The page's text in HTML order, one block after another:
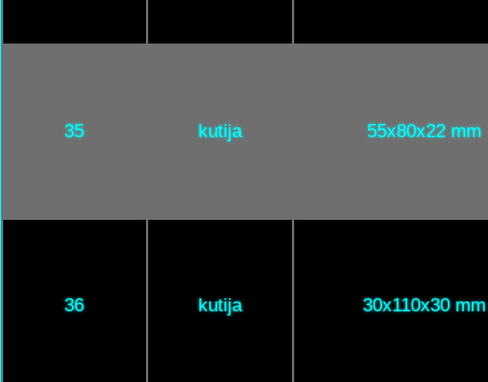
35 kutija 55x80x22 mm
36 kutija 30x110x30 mm